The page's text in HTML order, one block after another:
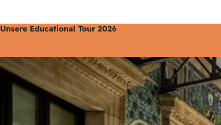
Unsere Educational Tour 2026